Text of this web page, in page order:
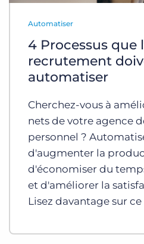
Automatiser
4 Processus que
recrutement
automatiser
Cherchez-vous à
nets de votre agence
personnel ?
d'augmenter la
d'économiser du
et d'améliorer la
Lisez davantage sur